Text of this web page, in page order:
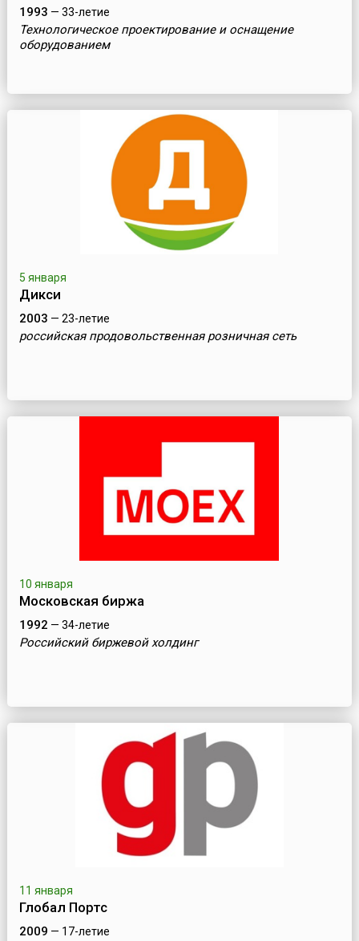
1993 — 33-летие
Технологическое проектирование и оснащение
оборудованием
5 января
Дикси
2003 — 23-летие
российская продовольственная розничная сеть
10 января
Московская биржа
1992 — 34-летие
Российский биржевой холдинг
11 января
Глобал Портс
2009 — 17-летие